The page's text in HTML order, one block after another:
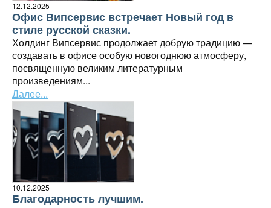
Офис Випсервис встречает Новый год в
стиле русской сказки.
Холдинг Випсервис продолжает добрую традицию —
создавать в офисе особую новогоднюю атмосферу,
посвященную великим литературным
произведениям...
12.12.2025
Далее...
Благодарность лучшим.
10.12.2025